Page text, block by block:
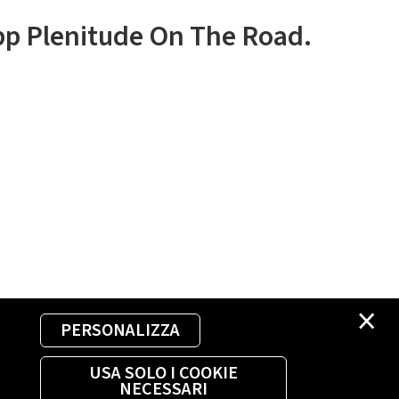
×
PERSONALIZZA
USA SOLO I COOKIE
NECESSARI
Plenitude On The Road.